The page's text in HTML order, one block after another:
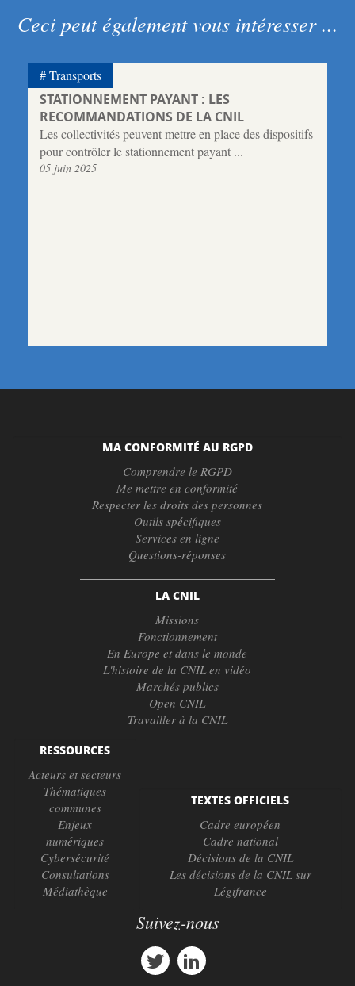
Ceci peut également vous intéresser ...
STATIONNEMENT PAYANT : LES
RECOMMANDATIONS DE LA CNIL
Les collectivités peuvent mettre en place des dispositifs
pour contrôler le stationnement payant ...
05 juin 2025
Transports
MA CONFORMITÉ AU RGPD
Comprendre le RGPD
Me mettre en conformité
Respecter les droits des personnes
Outils spécifiques
Services en ligne
Questions-réponses
LA CNIL
Missions
Fonctionnement
En Europe et dans le monde
L'histoire de la CNIL en vidéo
Marchés publics
Open CNIL
Travailler à la CNIL
RESSOURCES
Acteurs et secteurs
Thématiques
communes
Enjeux
numériques
Cybersécurité
Consultations
Médiathèque
TEXTES OFFICIELS
Cadre européen
Cadre national
Décisions de la CNIL
Les décisions de la CNIL sur
Légifrance
Suivez-nous